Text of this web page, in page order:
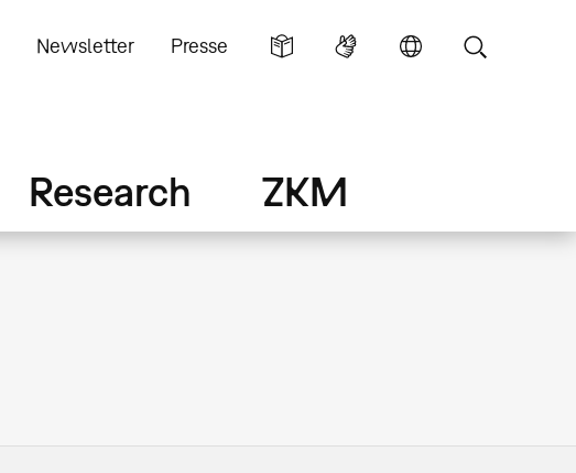
Newsletter Presse
Research ZKM